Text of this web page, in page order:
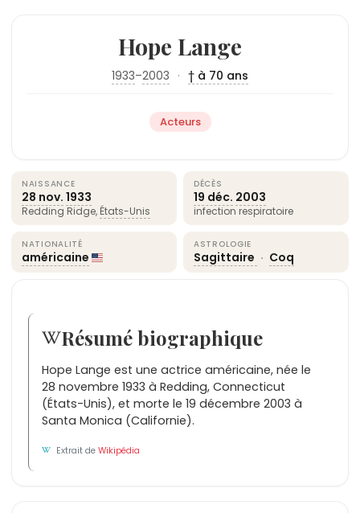
Hope Lange
1933–2003 · † à 70 ans
Acteurs
NAISSANCE
28 nov. 1933
Redding Ridge, États-Unis
DÉCÈS
19 déc. 2003
infection respiratoire
NATIONALITÉ
américaine
ASTROLOGIE
Sagittaire · Coq
Résumé biographique
Hope Lange est une actrice américaine, née le
28 novembre 1933 à Redding, Connecticut
(États-Unis), et morte le 19 décembre 2003 à
Santa Monica (Californie).
Extrait deWikipédia